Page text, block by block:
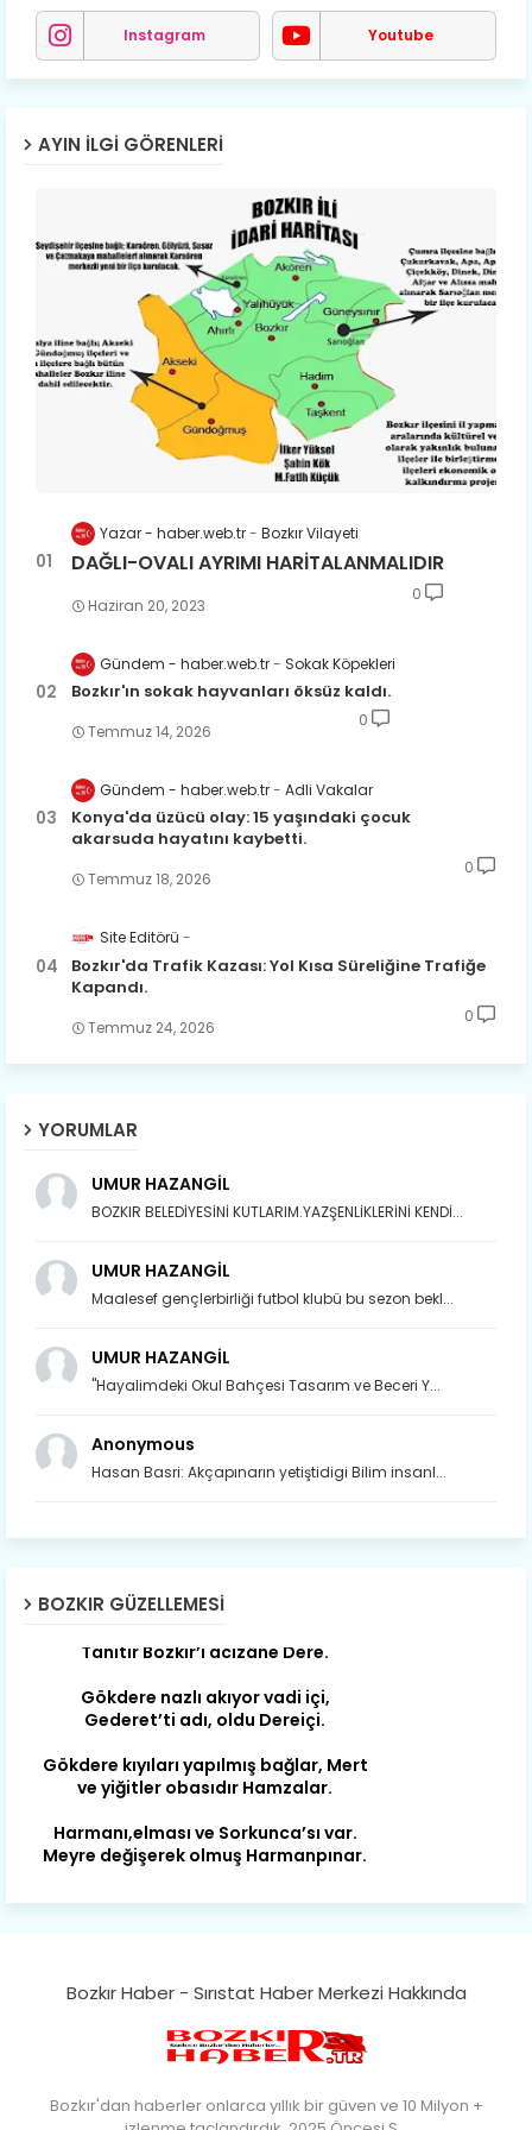
Instagram Youtube
AYIN İLGI GÖRENLERI
Yazar - haber.web.tr Bozkır Vilayeti
DAĞLI-OVALI AYRIMI HARİTALANMALIDIR
Haziran 20, 2023
0
Gündem - haber.web.tr Sokak Köpekleri
Bozkır'ın sokak hayvanları öksüz kaldı.
Temmuz 14, 2026
0
Gündem - haber.web.tr Adli Vakalar
Konya'da üzücü olay: 15 yaşındaki çocuk
akarsuda hayatını kaybetti.
Temmuz 18, 2026
0
Site Editörü
Bozkır'da Trafik Kazası: Yol Kısa Süreliğine Trafiğe
Kapandı.
Temmuz 24, 2026
0
YORUMLAR
UMUR HAZANGİL
BOZKIR BELEDİYESİNİ KUTLARIM.YAZŞENLİKLERİNİ KENDİ...
UMUR HAZANGİL
Maalesef gençlerbirliği futbol klubü bu sezon bekl...
UMUR HAZANGİL
"Hayalimdeki Okul Bahçesi Tasarım ve Beceri Y...
Anonymous
Hasan Basri: Akçapınarın yetiştidigi Bilim insanl...
BOZKIR GÜZELLEMESI
Çat değişti, şimdi gülüyor Çağlayan.
Tanıtır Bozkır’ı acizâne Dere.
Gökdere nazlı akıyor vadi içi,
Gökdere kıyıları yapılmış bağlar, Mert
Harmanı,elması ve Sorkunca’sı var.
Büyük yerdir, mahalleleri Aydınlık, Tarih
Çarşamba’nın koynunda tarih çok
Sorkun.
Mazimdeki ismi şanla taşır Söğüt.
Bozkır Haber - Sırıstat Haber Merkezi Hakkında
Bozkır'dan haberler onlarca yıllık bir güven ve 10 Milyon +